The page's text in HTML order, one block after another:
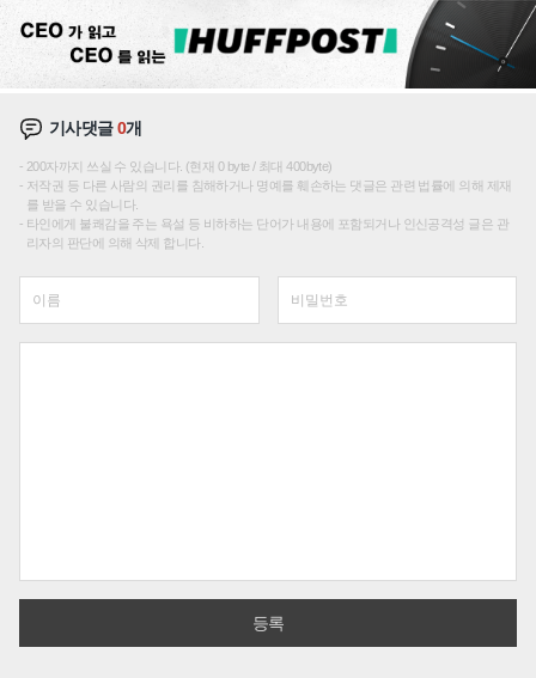
기사댓글0개
200자까지 쓰실 수 있습니다. (현재 0 byte / 최대 400byte)
저작권 등 다른 사람의 권리를 침해하거나 명예를 훼손하는 댓글은 관련 법률에 의해 제재
를 받을 수 있습니다.
타인에게 불쾌감을 주는 욕설 등 비하하는 단어가 내용에 포함되거나 인신공격성 글은 관
리자의 판단에 의해 삭제 합니다.